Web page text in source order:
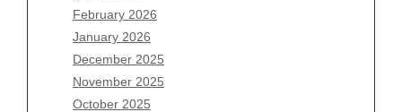
February 2026
January 2026
December 2025
November 2025
October 2025
Archives
August 2026